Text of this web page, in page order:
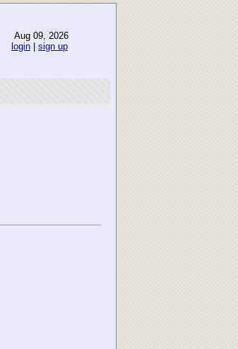
Aug 09, 2026
login
sign up